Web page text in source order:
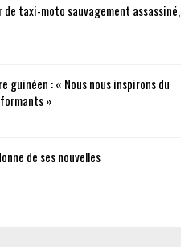
de taxi-moto sauvagement assassiné,
guinéen : « Nous nous inspirons du
»
de ses nouvelles